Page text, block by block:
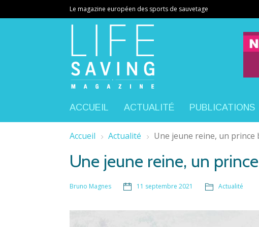
Le magazine européen des sports de sauvetage
ACCUEIL ACTUALITÉ PUBLICATIONS
Accueil Actualité Une jeune reine, un
Une jeune reine, un
Bruno Magnes 11 septembre 2021 Actualité